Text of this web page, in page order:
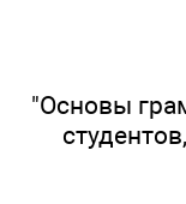
"Основы